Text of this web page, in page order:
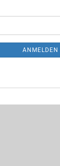
ANMELDEN